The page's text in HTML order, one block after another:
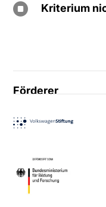
 Kriterium
Förderer